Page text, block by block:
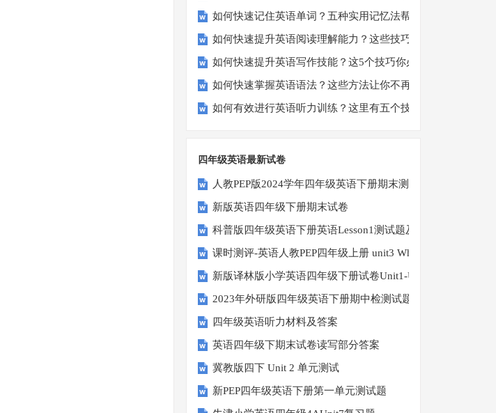
如何快速记住英语单词？五种实用记忆法帮你解决难题
如何快速提升英语阅读理解能力？这些技巧你必须知道！
如何快速提升英语写作技能？这5个技巧你必须知道！
如何快速掌握英语语法？这些方法让你不再迷茫！
如何有效进行英语听力训练？这里有五个技巧助你一臂之力
四年级英语最新试卷
人教PEP版2024学年四年级英语下册期末测试卷
新版英语四年级下册期末试卷
科普版四年级英语下册英语Lesson1测试题及答案
课时测评-英语人教PEP四年级上册 unit3 What would you like-
新版译林版小学英语四年级下册试卷Unit1-Unit2单元测试题
2023年外研版四年级英语下册期中检测试题
四年级英语听力材料及答案
英语四年级下期末试卷读写部分答案
冀教版四下 Unit 2 单元测试
新PEP四年级英语下册第一单元测试题